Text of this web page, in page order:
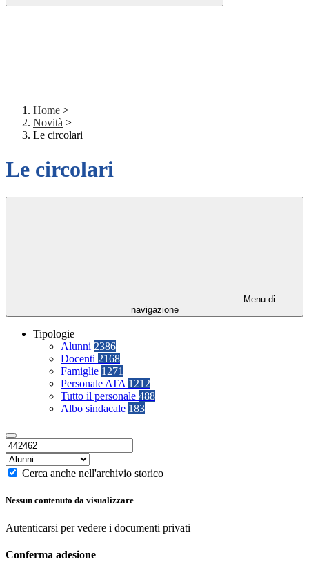
Home >
Novità >
Le circolari
Le circolari
Menu di
navigazione
Tipologie
Alunni 2386
Docenti 2168
Famiglie 1271
Personale ATA 1212
Tutto il personale 488
Albo sindacale 183
Cerca anche nell'archivio storico
Nessun contenuto da visualizzare
Autenticarsi per vedere i documenti privati
Conferma adesione